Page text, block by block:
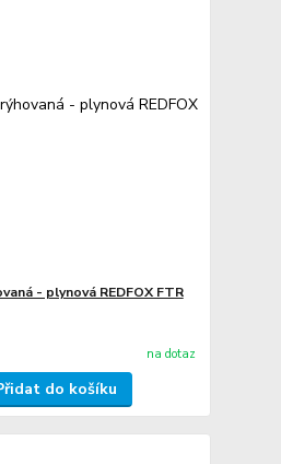
- plynová REDFOX FTR
na dotaz
do košíku